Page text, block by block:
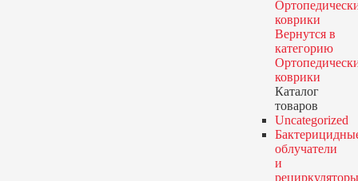
Вернутся в
категорию
коврики
Каталог
товаров
Uncategorized
облучатели
и
рециркуляторы